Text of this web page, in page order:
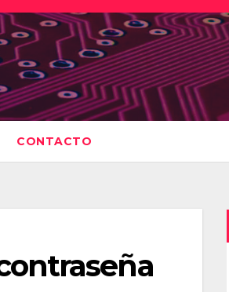
CONTACTO